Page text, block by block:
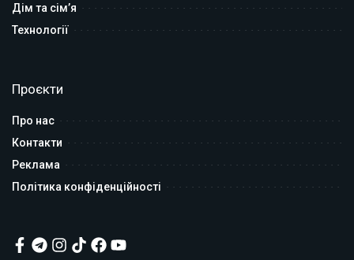
Дім та сім’я
Технології
Проєкти
Про нас
Контакти
Реклама
Політика конфіденційності